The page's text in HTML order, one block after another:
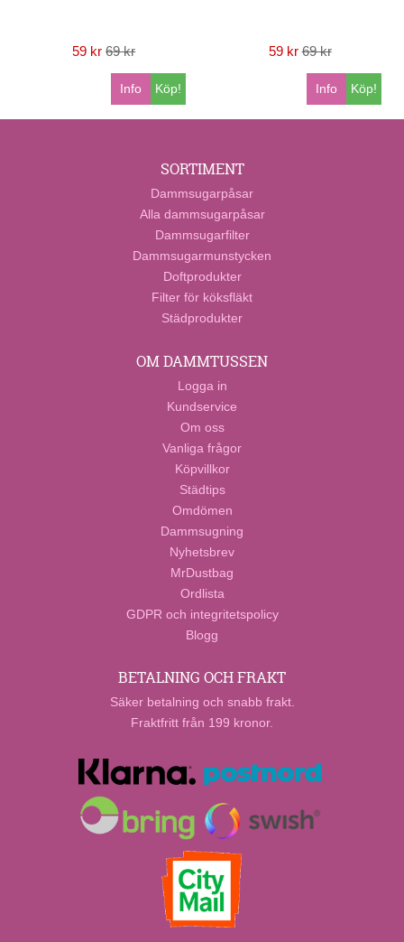
59 kr 69 kr
Köp!
Info
59 kr 69 kr
Köp!
Info
SORTIMENT
Dammsugarpåsar
Alla dammsugarpåsar
Dammsugarfilter
Dammsugarmunstycken
Doftprodukter
Filter för köksfläkt
Städprodukter
OM DAMMTUSSEN
Logga in
Kundservice
Om oss
Vanliga frågor
Köpvillkor
Städtips
Omdömen
Dammsugning
Nyhetsbrev
MrDustbag
Ordlista
GDPR och integritetspolicy
Blogg
BETALNING OCH FRAKT
Säker betalning och snabb frakt.
Fraktfritt från 199 kronor.